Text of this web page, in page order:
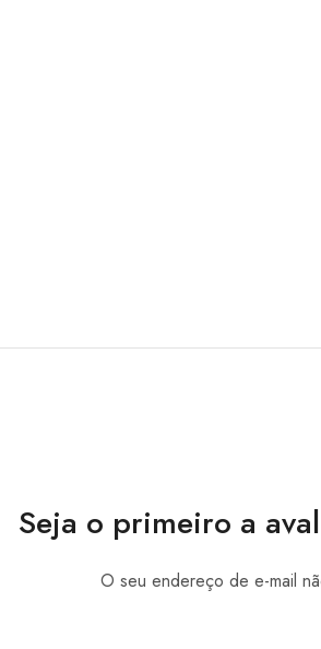
Seja o primeiro a
O seu endereço de e-mail